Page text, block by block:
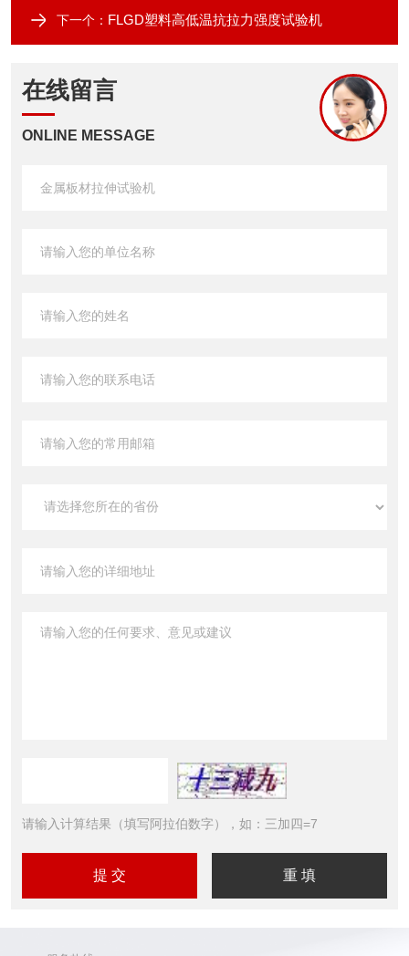
下一个： FLGD塑料高低温抗拉力强度试验机
在线留言
ONLINE MESSAGE
请输入计算结果（填写阿拉伯数字），如：三加四=7